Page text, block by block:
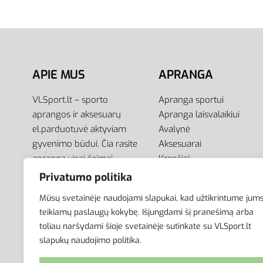
Privatumo politika
Mūsų svetainėje naudojami slapukai, kad užtikrintume
teikiamų paslaugų kokybę. Išjungdami šį pranešimą arba
toliau naršydami šioje svetainėje sutinkate su VLSport.lt
slapukų naudojimo politika.
Į krepšelį
APIE MUS
VLSport.lt – sporto
aprangos ir aksesuarų
el.parduotuvė aktyviam
gyvenimo būdui. Čia rasite
aprangą visai šeimai –
vyrams, moterims bei
APRANGA
Apranga sportui
Apranga laisvalaikiui
Avalynė
Aksesuarai
Krepšiai